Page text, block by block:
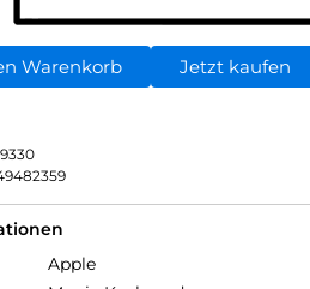
Warenkorb Jetzt kaufen
Apple